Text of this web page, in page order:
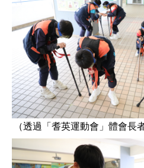
（透過「耆英運動會」體會長